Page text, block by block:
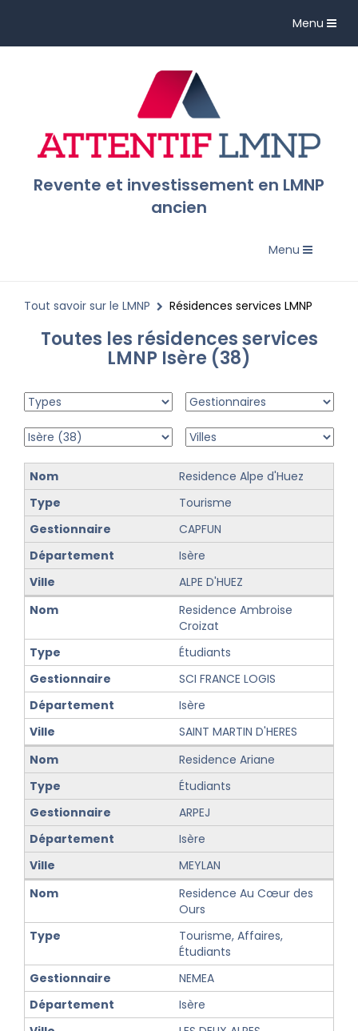
Toggle
Menu
Revente et investissement en LMNP
ancien
Toggle
Menu
Tout savoir sur le LMNP Résidences services LMNP
Toutes les résidences services
LMNP Isère (38)
Residence Alpe d'Huez
Tourisme
CAPFUN
Isère
ALPE D'HUEZ
Residence Ambroise
Croizat
Étudiants
SCI FRANCE LOGIS
Isère
SAINT MARTIN D'HERES
Residence Ariane
Étudiants
ARPEJ
Isère
MEYLAN
Residence Au Cœur des
Ours
Tourisme, Affaires,
Étudiants
NEMEA
Isère